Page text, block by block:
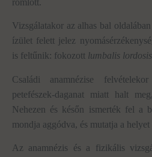
Vizsgálatakor az alhas bal
ízület felett jelez
is feltűnik: fokozott lumbalis lordosis
Családi anamnézise
petefészek-daganat miatt halt
Nehezen és későn ismerték fel a
mondja aggódva, és mutatja a helyet
Az anamnézis és a fizikális